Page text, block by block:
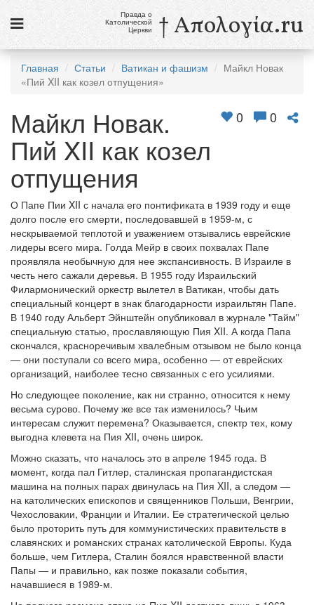
Новости
Католики в России
Галерея
Викторины
Ссылки
Религиозные учения и секты, справочник
8 августа
Св. Доминик, священник
см. календарь
Обратная связь
mail@apologia.ru
Отправить сообщение
Вход
Правда о
Католической
Церкви † Απολογία.ru
Главная Статьи Ватикан и фашизм
Майкл Новак
«Пий XII как козел отпущения»
0 0
Майкл Новак.
Пий XII как козел
отпущения
О Папе Пии XII с начала его понтификата в 1939 году и еще
долго после его смерти, последовавшей в 1959-м, с
нескрываемой теплотой и уважением отзывались еврейские
лидеры всего мира. Голда Мейр в своих похвалах Папе
проявляла необычную для нее экспансивность. В Израиле в
честь него сажали деревья. В 1955 году Израильский
Филармонический оркестр вылетел в Ватикан, чтобы дать
специальный концерт в знак благодарности израильтян Папе.
В 1940 году Альберт Эйнштейн опубликовал в журнале "Тайм"
специальную статью, прославляющую Пия XII. А когда Папа
скончался, красноречивым хвалебным отзывом не было конца
— они поступали со всего мира, особенно — от еврейских
организаций, наиболее тесно связанных с его усилиями.
Но следующее поколение, как ни странно, относится к нему
весьма сурово. Почему же все так изменилось? Чьим
интересам служит перемена? Оказывается, спектр тех, кому
выгодна клевета на Пия XII, очень широк.
Можно сказать, что началось это в апреле 1945 года. В
момент, когда пал Гитлер, сталинская пропагандистская
машина на полных парах двинулась на Пия XII, а следом —
на католических епископов и священников Польши, Венгрии,
Чехословакии, Франции и Италии. Ее стратегической целью
было проторить путь для коммунистических правительств в
славянских и романских странах католической Европы. Куда
больше, чем Гитлера, Сталин боялся нравственной власти
Папы — и правильно, как позже показали события,
начавшиеся в 1989-м.